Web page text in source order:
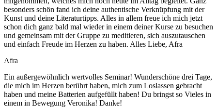
besonders schön fand ich deine authentische Verknüpfung mit der
Kunst und deine Literaturtipps. Alles in allem freue ich mich jetzt
schon dich ganz bald mal wieder in einem deiner Kurse zu besuchen
und gemeinsam mit der Gruppe zu meditieren, sich auszutauschen
und einfach Freude im Herzen zu haben. Alles Liebe, Afra
Afra
Ein außergewöhnlich wertvolles Seminar! Wunderschöne drei Tage,
die mich im Herzen berührt haben, mich zum Loslassen gebracht
haben und meine Batterien aufgefüllt haben! Du bringst so Vieles in
einem in Bewegung Veronika! Danke!